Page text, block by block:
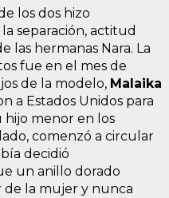
los dos hizo
separación, actitud
las hermanas Nara. La
fue en el mes de
de la modelo, Malaika
a Estados Unidos para
hijo menor en los
comenzó a circular
decidió
un anillo dorado
de la mujer y nunca